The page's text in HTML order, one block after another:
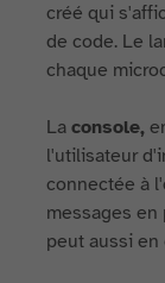
créé qui
de code. Le
chaque
Laconsole,
l'utilisateur
connectée à
messages
peut aussi en